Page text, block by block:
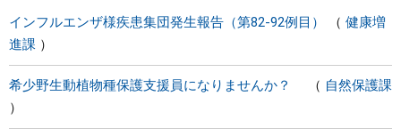
インフルエンザ様疾患集団発生報告（第82-92例目）
健康増
進課
希少野生動植物種保護支援員になりませんか？ 自然保護課